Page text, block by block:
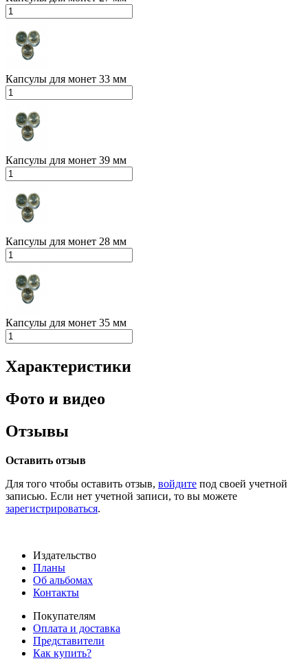
Капсулы для монет 33 мм
Капсулы для монет 39 мм
Капсулы для монет 28 мм
Капсулы для монет 35 мм
Характеристики
Фото и видео
Отзывы
Оставить отзыв
Для того чтобы оставить отзыв, войдите под своей учетной
записью. Если нет учетной записи, то вы можете
зарегистрироваться.
Издательство
Планы
Об альбомах
Контакты
Покупателям
Оплата и доставка
Представители
Как купить?